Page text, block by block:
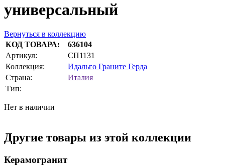
универсальный
Вернуться в коллекцию
КОД ТОВАРА:
636104
Артикул:
СП1131
Коллекция:
Идальго Граните Герда
Страна:
Италия
Тип:
Нет в наличии
Другие товары из этой коллекции
Керамогранит